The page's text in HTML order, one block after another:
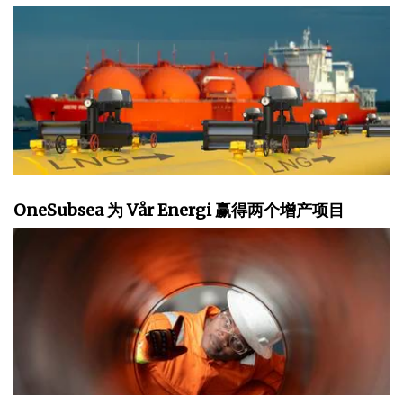
OneSubsea 为 Vår Energi 赢得两个增产项目